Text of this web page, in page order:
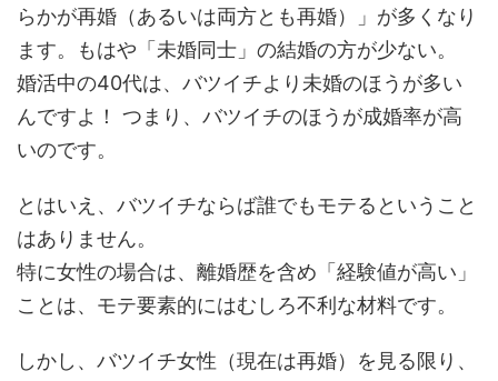
らかが再婚（あるいは両方とも再婚）」が多くなり
ます。もはや「未婚同士」の結婚の方が少ない。
婚活中の40代は、バツイチより未婚のほうが多い
んですよ！ つまり、バツイチのほうが成婚率が高
いのです。
とはいえ、バツイチならば誰でもモテるということ
はありません。
特に女性の場合は、離婚歴を含め「経験値が高い」
ことは、モテ要素的にはむしろ不利な材料です。
しかし、バツイチ女性（現在は再婚）を見る限り、